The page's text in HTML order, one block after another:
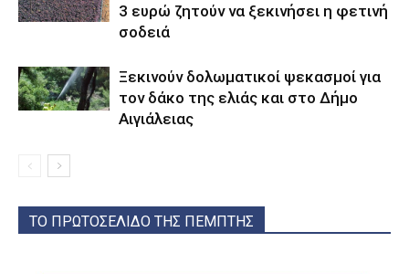
3 ευρώ ζητούν να ξεκινήσει η φετινή
σοδειά
Ξεκινούν δολωματικοί ψεκασμοί για
τον δάκο της ελιάς και στο Δήμο
Αιγιάλειας
ΤΟ ΠΡΩΤΟΣΕΛΙΔΟ ΤΗΣ ΠΕΜΠΤΗΣ